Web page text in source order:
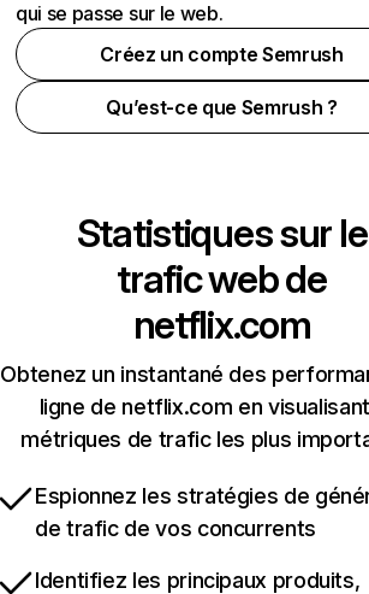
qui se passe sur le web.
Créez un compte Semrush
Qu’est-ce que Semrush ?
Statistiques sur le
trafic web de
netflix.com
Obtenez un instantané des
ligne de netflix.com en
métriques de trafic les plus
Espionnez les stratégies de
de trafic de vos concurrents
Identifiez les principaux produits,